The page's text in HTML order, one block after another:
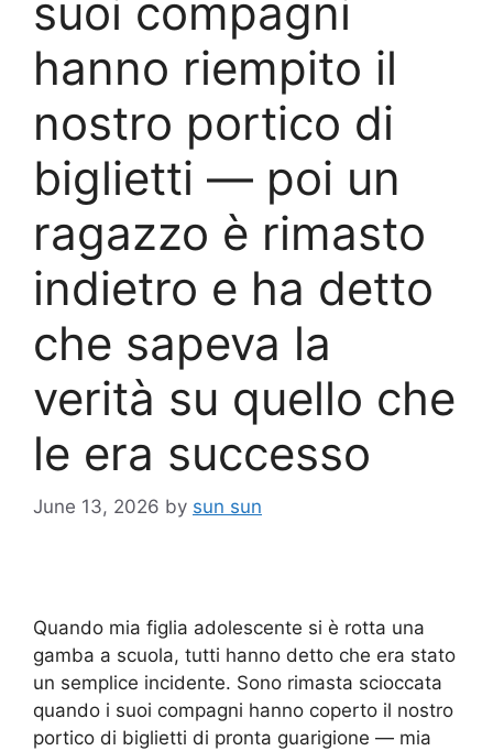
suoi compagni
hanno riempito il
nostro portico di
biglietti — poi un
ragazzo è rimasto
indietro e ha detto
che sapeva la
verità su quello che
le era successo
June 13, 2026 by sun sun
Quando mia figlia adolescente si è rotta una
gamba a scuola, tutti hanno detto che era stato
un semplice incidente. Sono rimasta scioccata
quando i suoi compagni hanno coperto il nostro
portico di biglietti di pronta guarigione — mia